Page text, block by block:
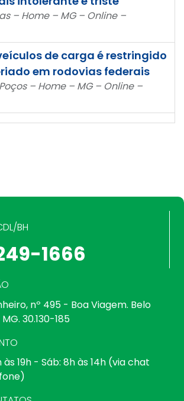
– Home – MG – Online –
de carga é restringido
em rodovias federais
– Home – MG – Online –
BH
1666
nº 495 - Boa Viagem. Belo
30.130-185
às 19h - Sáb: 8h às 14h (via chat